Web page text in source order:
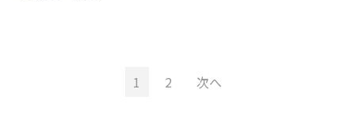
1 2 次へ